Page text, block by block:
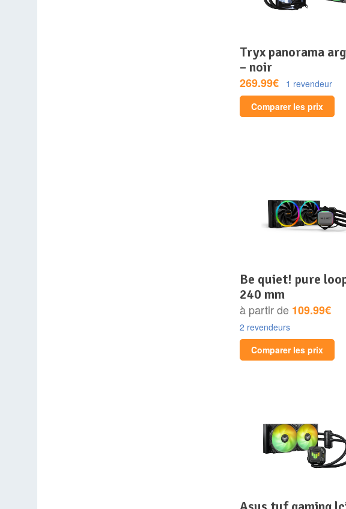
tryx panorama argb 240
– noir
269.99€
1 revendeur
Comparer les prix
be quiet! pure loop 2 fx
240 mm
à partir de 109.99€
2 revendeurs
Comparer les prix